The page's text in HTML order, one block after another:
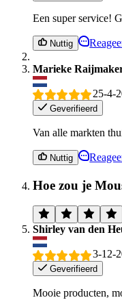
Een super service!
Nuttig
Marieke
25-4-
Geverifieerd
Van alle markten
Nuttig
Hoe zou je
Shirley van den
3-12-
Geverifieerd
Mooie producten,